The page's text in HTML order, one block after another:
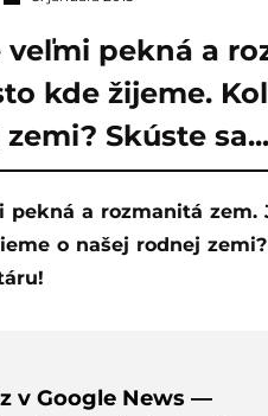
veľmi pekná a
kde žijeme.
Skúste sa...
o našej rodnej
v Google News —